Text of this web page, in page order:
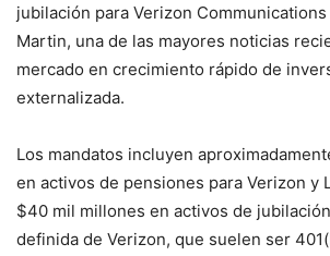
jubilación para Verizon
Martin, una de las mayores noticias
mercado en crecimiento rápido de
externalizada.
Los mandatos incluyen
en activos de pensiones para Verizon y
$40 mil millones en activos de
definida de Verizon, que suelen ser